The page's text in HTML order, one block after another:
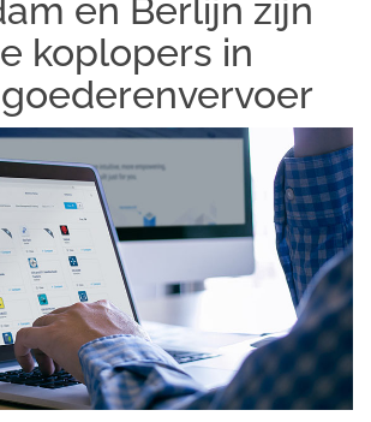
en Berlijn zijn
koplopers in